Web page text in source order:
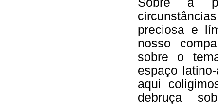
Sobre a
preciosa e
nosso
sobre o
espaço
aqui
debruça